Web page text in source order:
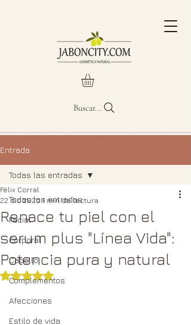
Buscar...
Entrada
Todas las entradas
Facial
Corporal
Cabello
Complementos
Afecciones
Estilo de vida
Todas las entradas
Renace tu piel con el
serum plus "Línea Vida":
Potencia pura y natural
Félix Corral
22 dic 2025 1 min de lectura
Obtuvo NaN de 5 estrellas.